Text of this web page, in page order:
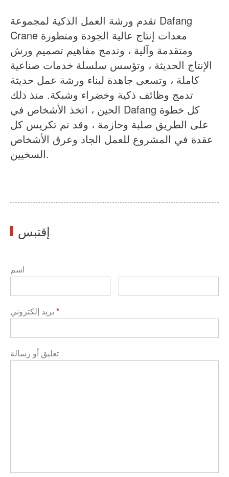
تقدم ورشة العمل الذكية لمجموعة Dafang
Crane معدات إنتاج عالية الجودة ومتطورة
ومتقدمة وآلية ، وتدمج مفاهيم تصميم ورش
الإنتاج الحديثة ، وتؤسس سلسلة خدمات صناعية
كاملة ، وتسعى جاهدة لبناء ورشة عمل حديثة
تدمج وظائف ذكية وخضراء وشبكة. منذ ذلك
الحين ، اتخذ الأشخاص في Dafang كل خطوة
على الطريق صلبة وحازمة ، وقد تم تكريس كل
عقدة في المشروع للعمل الجاد وعرق الأشخاص
السخيين.
إقتبس
اسم
*
تعليق أو رسالة